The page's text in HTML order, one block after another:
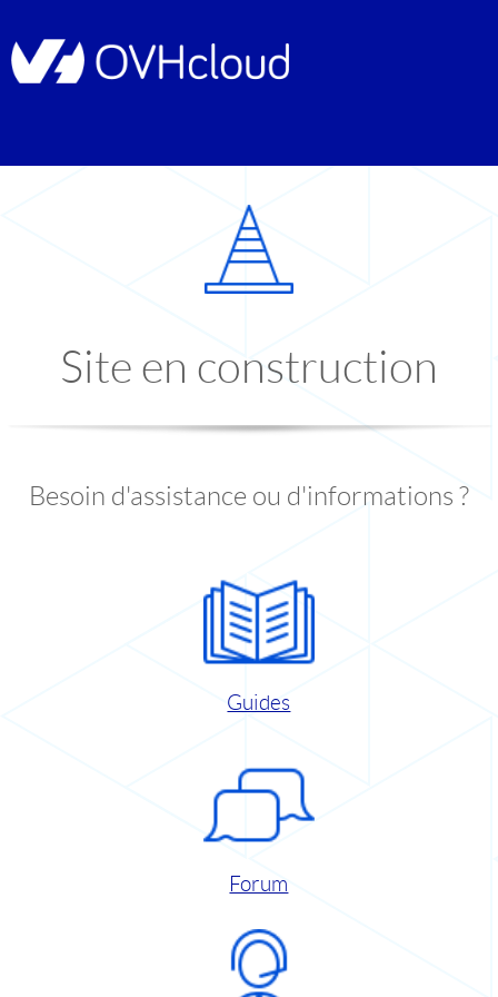
Site en construction
Besoin d'assistance ou d'informations ?
Guides
Forum